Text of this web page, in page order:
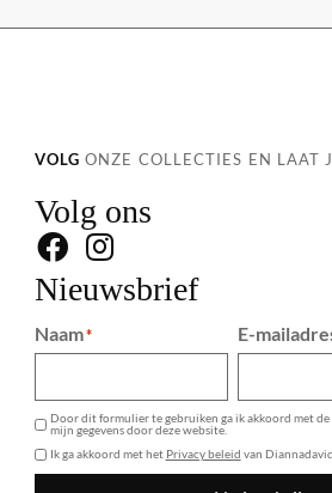
VOLG ONZE COLLECTIES EN LAAT
Volg ons
Nieuwsbrief
Naam* E-
Door dit formulier te gebruiken ga ik akkoord met de
mijn gegevens door deze website.
Ik ga akkoord met het Privacy beleid van Diannadavid